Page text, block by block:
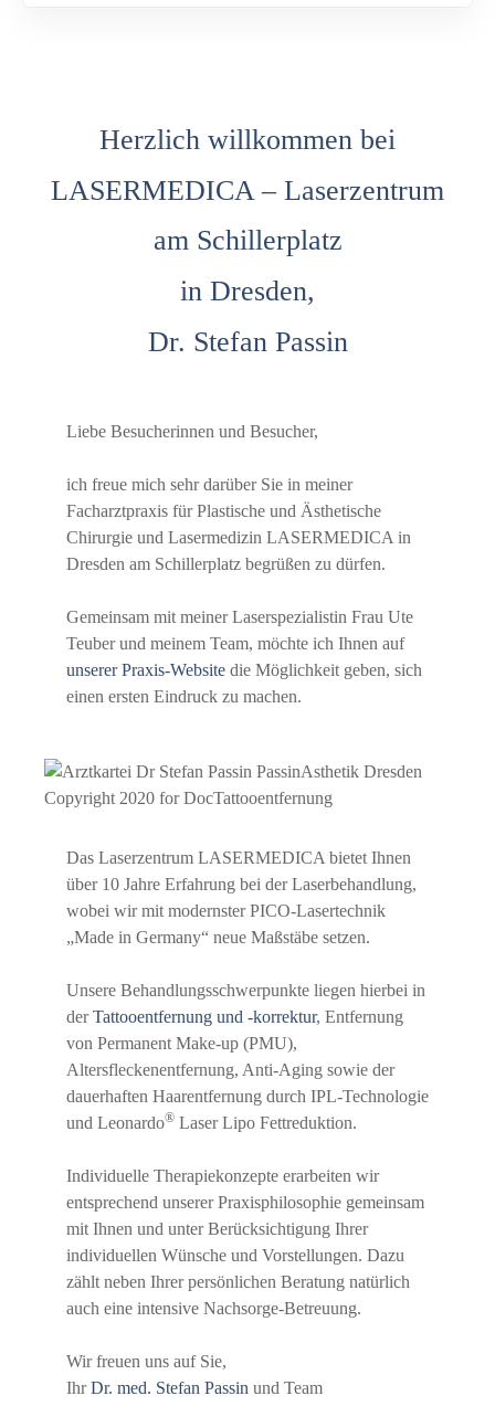
Herzlich willkommen bei
LASERMEDICA – Laserzentrum
am Schillerplatz
in Dresden,
Dr. Stefan Passin
Liebe Besucherinnen und Besucher,
ich freue mich sehr darüber Sie in meiner
Facharztpraxis für Plastische und Ästhetische
Chirurgie und Lasermedizin LASERMEDICA in
Dresden am Schillerplatz begrüßen zu dürfen.
Gemeinsam mit meiner Laserspezialistin Frau Ute
Teuber und meinem Team, möchte ich Ihnen auf
unserer Praxis-Website die Möglichkeit geben, sich
einen ersten Eindruck zu machen.
Das Laserzentrum LASERMEDICA bietet Ihnen
über 10 Jahre Erfahrung bei der Laserbehandlung,
wobei wir mit modernster PICO-Lasertechnik
„Made in Germany“ neue Maßstäbe setzen.
Unsere Behandlungsschwerpunkte liegen hierbei in
derTattooentfernung und -korrektur, Entfernung
von Permanent Make-up (PMU),
Altersfleckenentfernung, Anti-Aging sowie der
dauerhaften Haarentfernung durch IPL-Technologie
und Leonardo® Laser Lipo Fettreduktion.
Individuelle Therapiekonzepte erarbeiten wir
entsprechend unserer Praxisphilosophie gemeinsam
mit Ihnen und unter Berücksichtigung Ihrer
individuellen Wünsche und Vorstellungen. Dazu
zählt neben Ihrer persönlichen Beratung natürlich
auch eine intensive Nachsorge-Betreuung.
Wir freuen uns auf Sie,
IhrDr. med. Stefan Passin und Team